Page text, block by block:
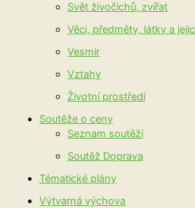
Svět živočichů, zvířat
Věci, předměty, látky a
Vesmír
Vztahy
Životní prostředí
Soutěže o ceny
Seznam soutěží
Soutěž Doprava
Tématické plány
Výtvarná výchova